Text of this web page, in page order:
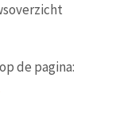
de pagina: